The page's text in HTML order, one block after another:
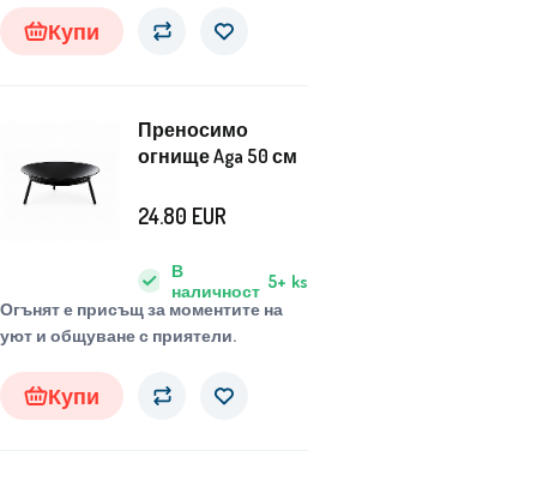
съчетава атрактивен дизайн,
функционалност и лесна
Купи
Преносимо
огнище Aga 50 см
Огънят е присъщ за моментите на
уют и общуване с приятели.
В
наличност 5+ ks
24.80 EUR
Купи